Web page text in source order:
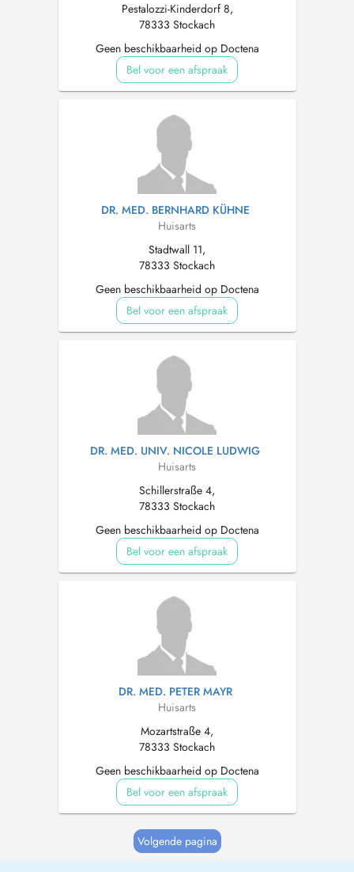
Pestalozzi-Kinderdorf 8,
78333 Stockach
Geen beschikbaarheid op Doctena
Bel voor een afspraak
DR. MED. BERNHARD KÜHNE
Huisarts
Stadtwall 11,
78333 Stockach
Geen beschikbaarheid op Doctena
Bel voor een afspraak
DR. MED. UNIV. NICOLE LUDWIG
Huisarts
Schillerstraße 4,
78333 Stockach
Geen beschikbaarheid op Doctena
Bel voor een afspraak
DR. MED. PETER MAYR
Huisarts
Mozartstraße 4,
78333 Stockach
Geen beschikbaarheid op Doctena
Bel voor een afspraak
Volgende pagina